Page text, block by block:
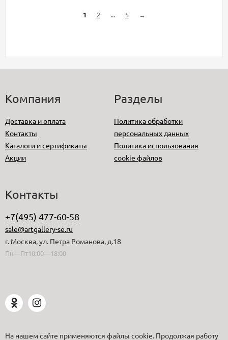
1 2 5 →
Компания
Доставка и оплата
Контакты
Каталоги и сертификаты
Акции
Разделы
Политика обработки
персональных данных
Политика использования
cookie файлов
Контакты
+7(495) 477-60-58
sale@artgallery-se.ru
г. Москва, ул. Петра Романова, д.18
Пн—Пт10:00—18:00
На нашем сайте применяются файлы cookie. Продолжая работу